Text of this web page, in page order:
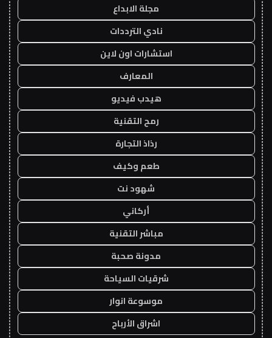
مجلة الابداع
نادي الترددات
استشارات اون لاين
المعارف
هيدب فيديو
رمح التقنية
رذاذ التجارة
طعم وكيف
شهود نت
أركاني
مباشر التقنية
مدونة صحبة
شرقيات السياحة
موسوعة انوار
اشراق الأرباح